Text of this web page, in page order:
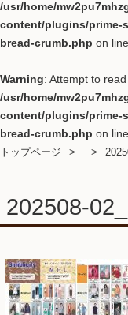
/usr/home/
content/plugins/prime-
bread-crumb.php on line
Warning: Attempt to
/usr/home/
content/plugins/prime-
bread-crumb.php on line
トップページ
202508-